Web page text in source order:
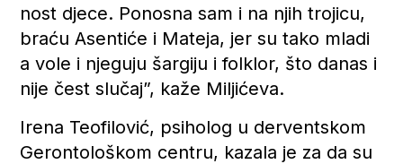
nost djece. Ponosna sam i na njih trojicu,
braću Asentiće i Mateja, jer su tako mladi
a vole i njeguju šargiju i folklor, što danas i
nije čest slučaj”, kaže Miljićeva.
Irena Teofilović, psiholog u derventskom
Gerontološkom centru, kazala je za da su